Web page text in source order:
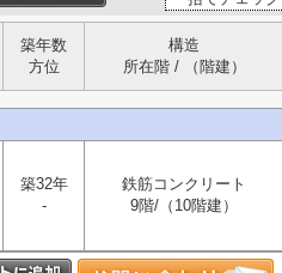
築年数
方位
構造
所在階 / （階建）
築32年
-
鉄筋コンクリート
9階/（10階建）